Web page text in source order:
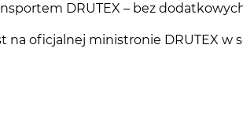
DRUTEX – bez
oficjalnej ministronie DRUTEX w